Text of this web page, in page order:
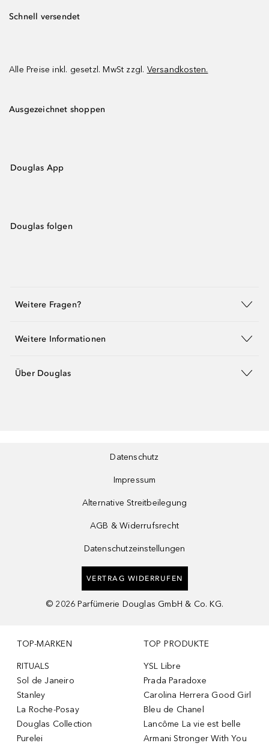
Schnell versendet
Alle Preise inkl. gesetzl. MwSt zzgl. Versandkosten.
Ausgezeichnet shoppen
Douglas App
Douglas folgen
Weitere Fragen?
Weitere Informationen
Über Douglas
Datenschutz
Impressum
Alternative Streitbeilegung
AGB & Widerrufsrecht
Datenschutzeinstellungen
VERTRAG WIDERRUFEN
© 2026 Parfümerie Douglas GmbH & Co. KG.
TOP-MARKEN
RITUALS
Sol de Janeiro
Stanley
La Roche-Posay
Douglas Collection
Purelei
TOP PRODUKTE
YSL Libre
Prada Paradoxe
Carolina Herrera Good Girl
Bleu de Chanel
Lancôme La vie est belle
Armani Stronger With You